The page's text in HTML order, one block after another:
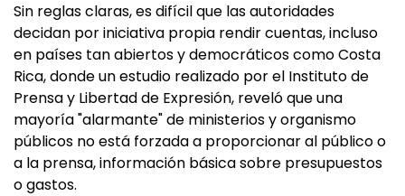
Sin reglas claras, es difícil que las autoridades
decidan por iniciativa propia rendir cuentas, incluso
en países tan abiertos y democráticos como Costa
Rica, donde un estudio realizado por el Instituto de
Prensa y Libertad de Expresión, reveló que una
mayoría "alarmante" de ministerios y organismo
públicos no está forzada a proporcionar al público o
a la prensa, información básica sobre presupuestos
o gastos.